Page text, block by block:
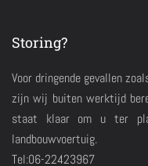
Storing?
Voor dringende gevallen
zijn wij buiten werktijd
staat klaar om u ter
landbouwvoertuig.
Tel:06-22423967